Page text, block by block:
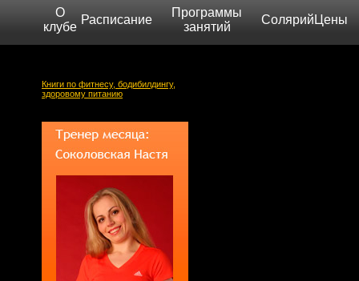
О
клубе
Расписание
Программы
занятий
Солярий Цены
Книги по фитнесу, бодибилдингу,
здоровому питанию